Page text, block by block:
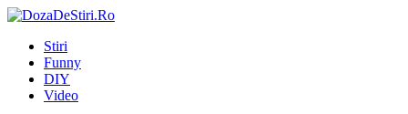
Stiri
Funny
DIY
Video